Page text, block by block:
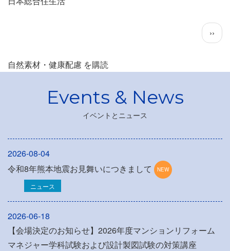
送
次
ペ
ジ
››
自然素材・健康配慮 を購読
イベントとニュース
2026-08-04
令和8年熊本地震お見舞いにつきまして
ニュース
2026-06-18
【会場決定のお知らせ】2026年度マンションリフォーム
マネジャー学科試験および設計製図試験の対策講座